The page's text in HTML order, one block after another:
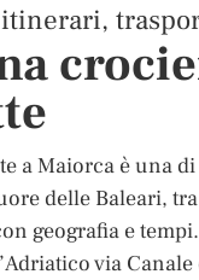
a Maiorca è una
delle Baleari,
geografia e
via